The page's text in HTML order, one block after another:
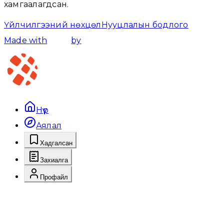
хамгаалагдсан.
Үйлчилгээний нөхцөл Нууцлалын бодлого
Made with
by
Нүүр
Аялал
Хадгалсан
Захиалга
Профайл